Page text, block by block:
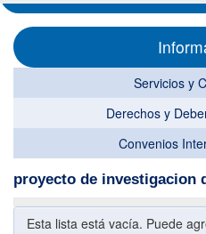
Servicios y
Derechos y
Convenios
proyecto de investigacion
Esta lista está vacía. Puede